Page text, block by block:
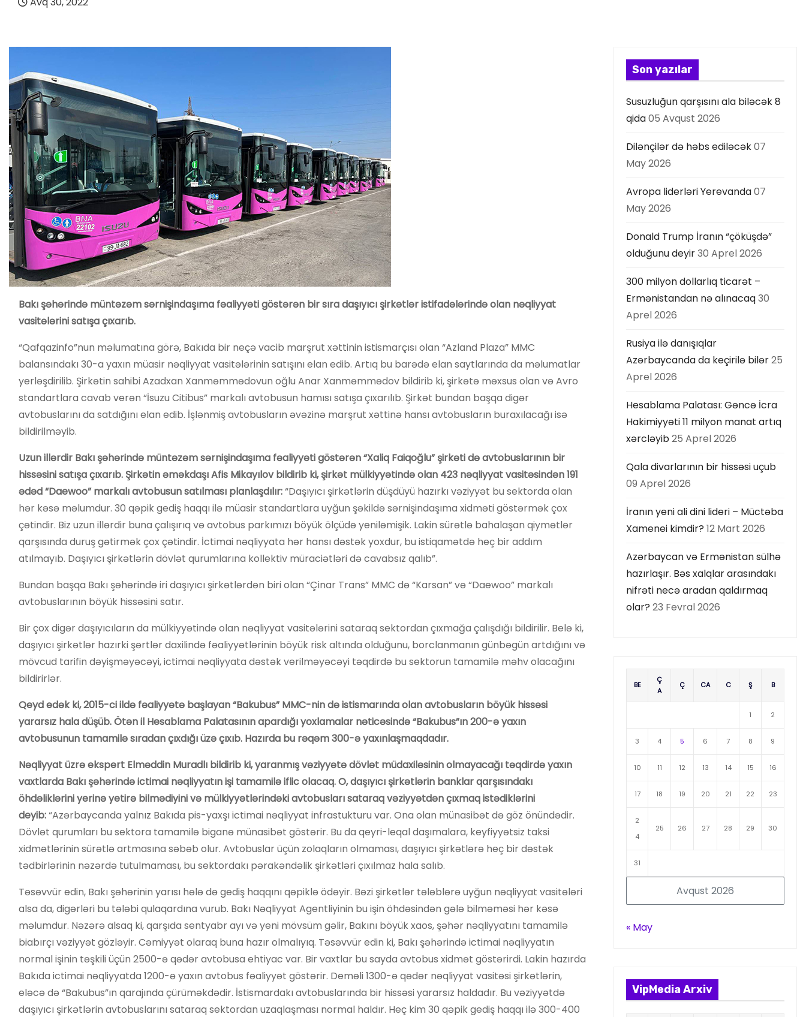
Bakı şəhərində müntəzəm sərnişindaşıma fəaliyyəti göstərən bir sıra daşıyıcı şirkətlər istifadələrində olan nəqliyyat
vasitələrini satışa çıxarıb.
“Qafqazinfo”nun məlumatına görə, Bakıda bir neçə vacib marşrut xəttinin istismarçısı olan “Azland Plaza” MMC
balansındakı 30-a yaxın müasir nəqliyyat vasitələrinin satışını elan edib. Artıq bu barədə elan saytlarında da məlumatlar
yerləşdirilib. Şirkətin sahibi Azadxan Xanməmmədovun oğlu Anar Xanməmmədov bildirib ki, şirkətə məxsus olan və Avro
standartlara cavab verən “İsuzu Citibus” markalı avtobusun hamısı satışa çıxarılıb. Şirkət bundan başqa digər
avtobuslarını da satdığını elan edib. İşlənmiş avtobusların əvəzinə marşrut xəttinə hansı avtobusların buraxılacağı isə
bildirilməyib.
Uzun illərdir Bakı şəhərində müntəzəm sərnişindaşıma fəaliyyəti göstərən “Xaliq Faiqoğlu” şirkəti də avtobuslarının bir
hissəsini satışa çıxarıb. Şirkətin əməkdaşı Afis Mikayılov bildirib ki, şirkət mülkiyyətində olan 423 nəqliyyat vasitəsindən 191
ədəd “Daewoo” markalı avtobusun satılması planlaşdılır:“Daşıyıcı şirkətlərin düşdüyü hazırkı vəziyyət bu sektorda olan
hər kəsə məlumdur. 30 qəpik gediş haqqı ilə müasir standartlara uyğun şəkildə sərnişindaşıma xidməti göstərmək çox
çətindir. Biz uzun illərdir buna çalışırıq və avtobus parkımızı böyük ölçüdə yeniləmişik. Lakin sürətlə bahalaşan qiymətlər
qarşısında duruş gətirmək çox çətindir. İctimai nəqliyyata hər hansı dəstək yoxdur, bu istiqamətdə heç bir addım
atılmayıb. Daşıyıcı şirkətlərin dövlət qurumlarına kollektiv müraciətləri də cavabsız qalıb”.
Bundan başqa Bakı şəhərində iri daşıyıcı şirkətlərdən biri olan “Çinar Trans” MMC də “Karsan” və “Daewoo” markalı
avtobuslarının böyük hissəsini satır.
Bir çox digər daşıyıcıların da mülkiyyətində olan nəqliyyat vasitələrini sataraq sektordan çıxmağa çalışdığı bildirilir. Belə ki,
daşıyıcı şirkətlər hazırki şərtlər daxilində fəaliyyətlərinin böyük risk altında olduğunu, borclanmanın günbəgün artdığını və
mövcud tarifin dəyişməyəcəyi, ictimai nəqliyyata dəstək verilməyəcəyi təqdirdə bu sektorun tamamilə məhv olacağını
bildirirlər.
Qeyd edək ki, 2015-ci ildə fəaliyyətə başlayan “Bakubus” MMC-nin də istismarında olan avtobusların böyük hissəsi
yararsız hala düşüb. Ötən il Hesablama Palatasının apardığı yoxlamalar nəticəsində “Bakubus”ın 200-ə yaxın
avtobusunun tamamilə sıradan çıxdığı üzə çıxıb. Hazırda bu rəqəm 300-ə yaxınlaşmaqdadır.
Nəqliyyat üzrə ekspert Elməddin Muradlı bildirib ki, yaranmış vəziyyətə dövlət müdaxiləsinin olmayacağı təqdirdə yaxın
vaxtlarda Bakı şəhərində ictimai nəqliyyatın işi tamamilə iflic olacaq. O, daşıyıcı şirkətlərin banklar qarşısındakı
öhdəliklərini yerinə yetirə bilmədiyini və mülkiyyətlərindəki avtobusları sataraq vəziyyətdən çıxmaq istədiklərini
deyib:“Azərbaycanda yalnız Bakıda pis-yaxşı ictimai nəqliyyat infrastukturu var. Ona olan münasibət də göz önündədir.
Dövlət qurumları bu sektora tamamilə biganə münasibət göstərir. Bu da qeyri-leqal daşımalara, keyfiyyətsiz taksi
xidmətlərinin sürətlə artmasına səbəb olur. Avtobuslar üçün zolaqların olmaması, daşıyıcı şirkətlərə heç bir dəstək
tədbirlərinin nəzərdə tutulmaması, bu sektordakı pərakəndəlik şirkətləri çıxılmaz hala salıb.
Təsəvvür edin, Bakı şəhərinin yarısı hələ də gediş haqqını qəpiklə ödəyir. Bəzi şirkətlər tələblərə uyğun nəqliyyat vasitələri
alsa da, digərləri bu tələbi qulaqardına vurub. Bakı Nəqliyyat Agentliyinin bu işin öhdəsindən gələ bilməməsi hər kəsə
məlumdur. Nəzərə alsaq ki, qarşıda sentyabr ayı və yeni mövsüm gəlir, Bakını böyük xaos, şəhər nəqliyyatını tamamilə
biabırçı vəziyyət gözləyir. Cəmiyyət olaraq buna hazır olmalıyıq. Təsəvvür edin ki, Bakı şəhərində ictimai nəqliyyatın
normal işinin təşkili üçün 2500-ə qədər avtobusa ehtiyac var. Bir vaxtlar bu sayda avtobus xidmət göstərirdi. Lakin hazırda
Bakıda ictimai nəqliyyatda 1200-ə yaxın avtobus fəaliyyət göstərir. Deməli 1300-ə qədər nəqliyyat vasitəsi şirkətlərin,
eləcə də “Bakubus”ın qarajında çürüməkdədir. İstismardakı avtobuslarında bir hissəsi yararsız haldadır. Bu vəziyyətdə
daşıyıcı şirkətlərin avtobuslarını sataraq sektordan uzaqlaşması normal haldır. Heç kim 30 qəpik gediş haqqı ilə 300-400
Son yazılar
Susuzluğun qarşısını ala biləcək 8
qida05 Avqust 2026
Dilənçilər də həbs ediləcək07
May 2026
Avropa liderləri Yerevanda07
May 2026
Donald Trump İranın “çöküşdə”
olduğunu deyir30 Aprel 2026
300 milyon dollarlıq ticarət –
Ermənistandan nə alınacaq30
Aprel 2026
Rusiya ilə danışıqlar
Azərbaycanda da keçirilə bilər25
Aprel 2026
Hesablama Palatası: Gəncə İcra
Hakimiyyəti 11 milyon manat artıq
xərcləyib25 Aprel 2026
Qala divarlarının bir hissəsi uçub
09 Aprel 2026
İranın yeni ali dini lideri – Müctəba
Xamenei kimdir? 12 Mart 2026
Azərbaycan və Ermənistan sülhə
hazırlaşır. Bəs xalqlar arasındakı
nifrəti necə aradan qaldırmaq
olar? 23 Fevral 2026
Avqust 2026
BE
Ç
A
Ç CA C Ş B
1 2
3 4 5 6 7 8 9
10 11 12 13 14 15 16
17 18 19 20 21 22 23
2
4
25 26 27 28 29 30
31
« May
VipMedia Arxiv